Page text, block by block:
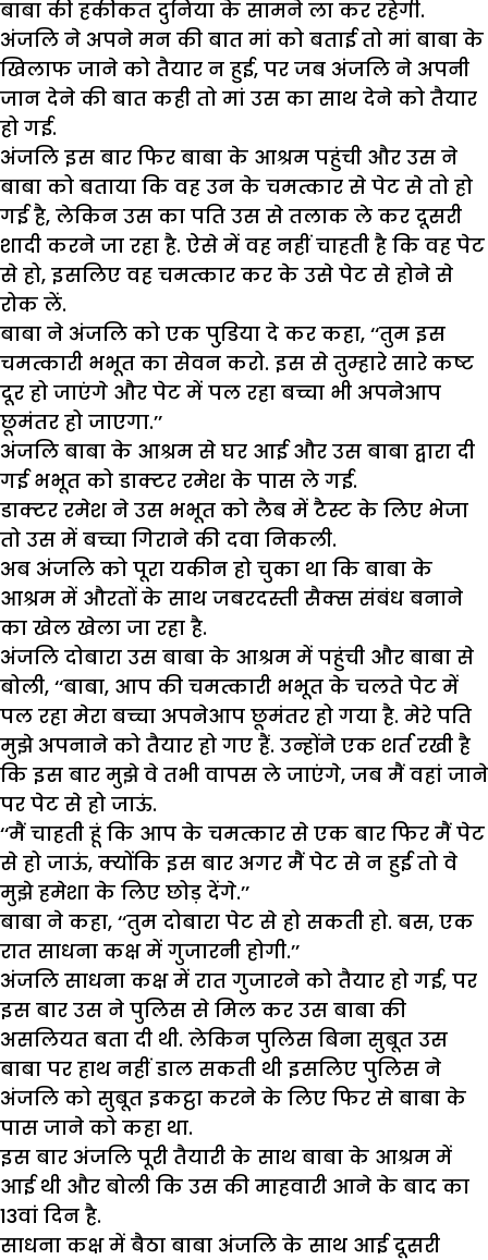
बाबा की हकीकत दुनिया के सामने ला कर रहेगी.
अंजलि ने अपने मन की बात मां को बताई तो मां बाबा के
खिलाफ जाने को तैयार न हुई, पर जब अंजलि ने अपनी
जान देने की बात कही तो मां उस का साथ देने को तैयार
हो गई.
अंजलि इस बार फिर बाबा के आश्रम पहुंची और उस ने
बाबा को बताया कि वह उन के चमत्कार से पेट से तो हो
गई है, लेकिन उस का पति उस से तलाक ले कर दूसरी
शादी करने जा रहा है. ऐसे में वह नहीं चाहती है कि वह पेट
से हो, इसलिए वह चमत्कार कर के उसे पेट से होने से
रोक लें.
बाबा ने अंजलि को एक पुडि़या दे कर कहा, ‘‘तुम इस
चमत्कारी भभूत का सेवन करो. इस से तुम्हारे सारे कष्ट
दूर हो जाएंगे और पेट में पल रहा बच्चा भी अपनेआप
छूमंतर हो जाएगा.’’
अंजलि बाबा के आश्रम से घर आई और उस बाबा द्वारा दी
गई भभूत को डाक्टर रमेश के पास ले गई.
डाक्टर रमेश ने उस भभूत को लैब में टैस्ट के लिए भेजा
तो उस में बच्चा गिराने की दवा निकली.
अब अंजलि को पूरा यकीन हो चुका था कि बाबा के
आश्रम में औरतों के साथ जबरदस्ती सैक्स संबंध बनाने
का खेल खेला जा रहा है.
अंजलि दोबारा उस बाबा के आश्रम में पहुंची और बाबा से
बोली, ‘‘बाबा, आप की चमत्कारी भभूत के चलते पेट में
पल रहा मेरा बच्चा अपनेआप छूमंतर हो गया है. मेरे पति
मुझे अपनाने को तैयार हो गए हैं. उन्होंने एक शर्त रखी है
कि इस बार मुझे वे तभी वापस ले जाएंगे, जब मैं वहां जाने
पर पेट से हो जाऊं.
‘‘मैं चाहती हूं कि आप के चमत्कार से एक बार फिर मैं पेट
से हो जाऊं, क्योंकि इस बार अगर मैं पेट से न हुई तो वे
मुझे हमेशा के लिए छोड़ देंगे.’’
बाबा ने कहा, ‘‘तुम दोबारा पेट से हो सकती हो. बस, एक
रात साधना कक्ष में गुजारनी होगी.’’
अंजलि साधना कक्ष में रात गुजारने को तैयार हो गई, पर
इस बार उस ने पुलिस से मिल कर उस बाबा की
असलियत बता दी थी. लेकिन पुलिस बिना सुबूत उस
बाबा पर हाथ नहीं डाल सकती थी इसलिए पुलिस ने
अंजलि को सुबूत इकट्ठा करने के लिए फिर से बाबा के
पास जाने को कहा था.
इस बार अंजलि पूरी तैयारी के साथ बाबा के आश्रम में
आई थी और बोली कि उस की माहवारी आने के बाद का
13वां दिन है.
साधना कक्ष में बैठा बाबा अंजलि के साथ आई दूसरी